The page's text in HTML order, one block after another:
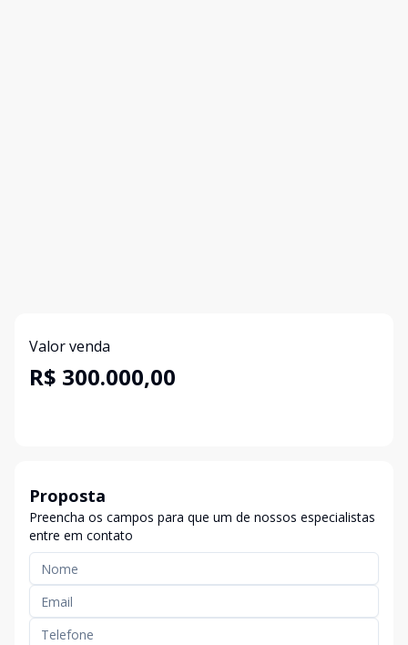
Valor venda
R$ 300.000,00
Proposta
Preencha os campos para que um de nossos especialistas
entre em contato